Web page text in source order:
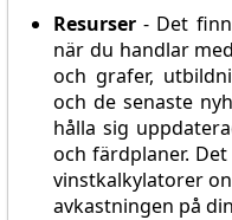
Resurser- Det
när du handlar
och grafer,
och de senaste
hålla sig
och färdplaner.
vinstkalkylatorer
avkastningen på